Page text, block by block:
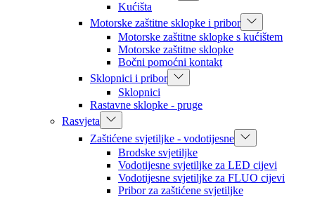
Kućišta
Motorske zaštitne sklopke i pribor
Motorske zaštitne sklopke s kućištem
Motorske zaštitne sklopke
Bočni pomoćni kontakt
Sklopnici i pribor
Sklopnici
Rastavne sklopke - pruge
Rasvjeta
Zaštićene svjetiljke - vodotijesne
Brodske svjetiljke
Vodotijesne svjetiljke za LED cijevi
Vodotijesne svjetiljke za FLUO cijevi
Pribor za zaštićene svjetiljke